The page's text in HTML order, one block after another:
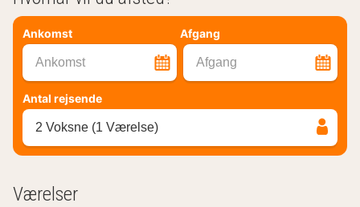
Ankomst Afgang
Ankomst Afgang
Antal rejsende
2 Voksne (1 Værelse)
Værelser